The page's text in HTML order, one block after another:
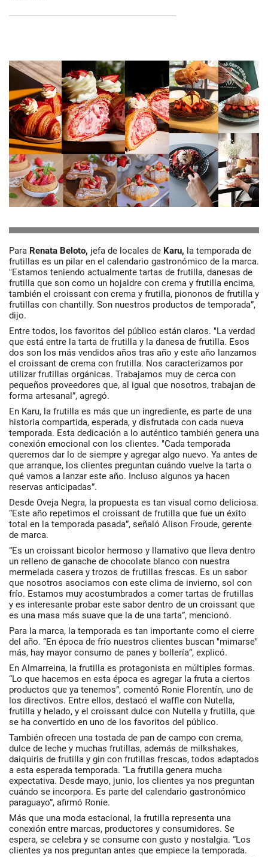
Para Renata Beloto, jefa de locales de Karu, la temporada de
frutillas es un pilar en el calendario gastronómico de la marca.
"Estamos teniendo actualmente tartas de frutilla, danesas de
frutilla que son como un hojaldre con crema y frutilla encima,
también el croissant con crema y frutilla, piononos de frutilla y
frutillas con chantilly. Son nuestros productos de temporada”,
dijo.
Entre todos, los favoritos del público están claros. "La verdad
que está entre la tarta de frutilla y la danesa de frutilla. Esos
dos son los más vendidos años tras año y este año lanzamos
el croissant de crema con frutilla. Nos caracterizamos por
utilizar frutillas orgánicas. Trabajamos muy de cerca con
pequeños proveedores que, al igual que nosotros, trabajan de
forma artesanal”, agregó.
En Karu, la frutilla es más que un ingrediente, es parte de una
historia compartida, esperada, y disfrutada con cada nueva
temporada. Esta dedicación a lo auténtico también genera una
conexión emocional con los clientes. "Cada temporada
queremos dar lo de siempre y agregar algo nuevo. Ya antes de
que arranque, los clientes preguntan cuándo vuelve la tarta o
qué vamos a lanzar este año. Incluso algunos ya hacen
reservas anticipadas”.
Desde Oveja Negra, la propuesta es tan visual como deliciosa.
“Este año repetimos el croissant de frutilla que fue un éxito
total en la temporada pasada”, señaló Alison Froude, gerente
de marca.
“Es un croissant bicolor hermoso y llamativo que lleva dentro
un relleno de ganache de chocolate blanco con nuestra
mermelada casera y trozos de frutillas frescas. Es un sabor
que nosotros asociamos con este clima de invierno, sol con
frío. Estamos muy acostumbrados a comer tartas de frutillas
y es interesante probar este sabor dentro de un croissant que
es una masa más suave que la de una tarta”, mencionó.
Para la marca, la temporada es tan importante como el cierre
del año. “En época de frío nuestros clientes buscan "mimarse"
más, hay mayor consumo de panes y bollería”, explicó.
En Almarreina, la frutilla es protagonista en múltiples formas.
“Lo que hacemos en esta época es agregar la fruta a ciertos
productos que ya tenemos”, comentó Ronie Florentín, uno de
los directivos. Entre ellos, destacó el waffle con Nutella,
frutilla y helado, y el croissant dulce con Nutella y frutilla, que
se ha convertido en uno de los favoritos del público.
También ofrecen una tostada de pan de campo con crema,
dulce de leche y muchas frutillas, además de milkshakes,
daiquiris de frutilla y gin con frutillas frescas, todos adaptados
a esta esperada temporada. “La frutilla genera mucha
expectativa. Desde mayo, junio, los clientes ya nos preguntan
cuándo se incorpora. Es parte del calendario gastronómico
paraguayo”, afirmó Ronie.
Más que una moda estacional, la frutilla representa una
conexión entre marcas, productores y consumidores. Se
espera, se celebra y se consume con gusto y nostalgia. “Los
clientes ya nos preguntan antes que empiece la temporada.